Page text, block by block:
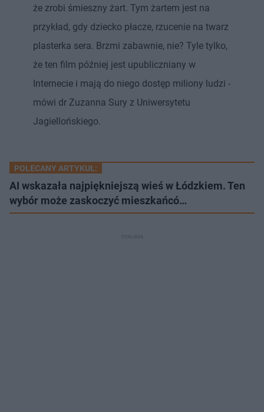
że zrobi śmieszny żart. Tym żartem jest na
przykład, gdy dziecko płacze, rzucenie na twarz
plasterka sera. Brzmi zabawnie, nie? Tyle tylko,
że ten film później jest upubliczniany w
Internecie i mają do niego dostęp miliony ludzi -
mówi dr Zuzanna Sury z Uniwersytetu
Jagiellońskiego.
POLECANY ARTYKUŁ:
AI wskazała najpiękniejszą wieś w Łódzkiem. Ten
wybór może zaskoczyć mieszkańcó…